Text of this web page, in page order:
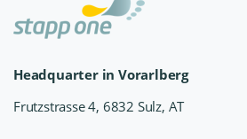
Headquarter in Vorarlberg
Frutzstrasse 4, 6832 Sulz, AT